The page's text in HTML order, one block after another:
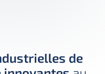
de